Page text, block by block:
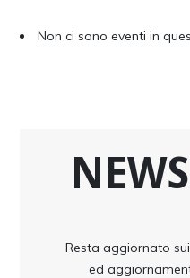
Non ci sono eventi in
Resta aggiornato
ed